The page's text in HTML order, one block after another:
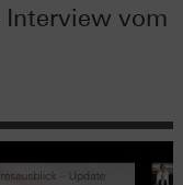
Interview vom